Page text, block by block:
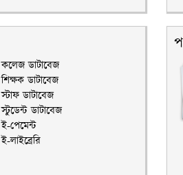
কলেজ ডাটাবেজ
শিক্ষক ডাটাবেজ
স্টাফ ডাটাবেজ
স্টুডেন্ট ডাটাবেজ
ই-পেমেন্ট
ই-লাইব্রেরি